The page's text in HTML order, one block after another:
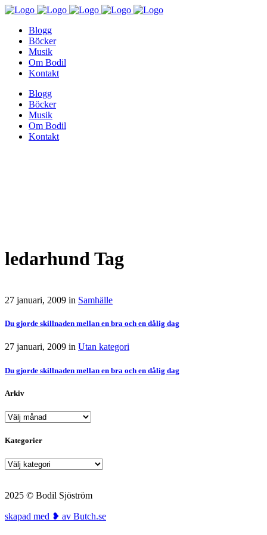
Blogg
Böcker
Musik
Om Bodil
Kontakt
Blogg
Böcker
Musik
Om Bodil
Kontakt
ledarhund Tag
27 januari, 2009 in Samhälle
Du gjorde skillnaden mellan en bra och en dålig dag
27 januari, 2009 in Utan kategori
Du gjorde skillnaden mellan en bra och en dålig dag
Arkiv
Arkiv
Kategorier
Kategorier
2025 © Bodil Sjöström
skapad med ❥ av Butch.se